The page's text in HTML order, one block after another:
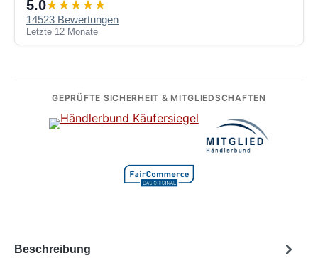
5.0
14523 Bewertungen
Letzte 12 Monate
GEPRÜFTE SICHERHEIT & MITGLIEDSCHAFTEN
Beschreibung